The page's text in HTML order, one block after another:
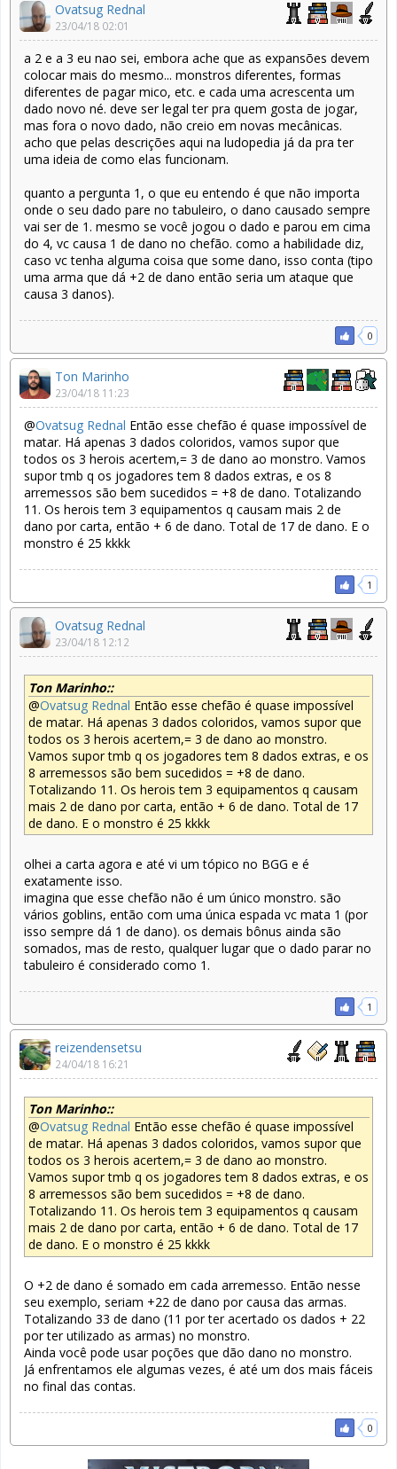
Ovatsug Rednal
23/04/18 02:01
a 2 e a 3 eu nao sei, embora ache que as expansões devem
colocar mais do mesmo... monstros diferentes, formas
diferentes de pagar mico, etc. e cada uma acrescenta um
dado novo né. deve ser legal ter pra quem gosta de jogar,
mas fora o novo dado, não creio em novas mecânicas.
acho que pelas descrições aqui na ludopedia já da pra ter
uma ideia de como elas funcionam.
quanto a pergunta 1, o que eu entendo é que não importa
onde o seu dado pare no tabuleiro, o dano causado sempre
vai ser de 1. mesmo se você jogou o dado e parou em cima
do 4, vc causa 1 de dano no chefão. como a habilidade diz,
caso vc tenha alguma coisa que some dano, isso conta (tipo
uma arma que dá +2 de dano então seria um ataque que
causa 3 danos).
0
Ton Marinho
23/04/18 11:23
@Ovatsug Rednal Então esse chefão é quase impossível de
matar. Há apenas 3 dados coloridos, vamos supor que
todos os 3 herois acertem,= 3 de dano ao monstro. Vamos
supor tmb q os jogadores tem 8 dados extras, e os 8
arremessos são bem sucedidos = +8 de dano. Totalizando
11. Os herois tem 3 equipamentos q causam mais 2 de
dano por carta, então + 6 de dano. Total de 17 de dano. E o
monstro é 25 kkkk
1
Ovatsug Rednal
23/04/18 12:12
Ton Marinho::
@Ovatsug Rednal Então esse chefão é quase impossível
de matar. Há apenas 3 dados coloridos, vamos supor que
todos os 3 herois acertem,= 3 de dano ao monstro.
Vamos supor tmb q os jogadores tem 8 dados extras, e os
8 arremessos são bem sucedidos = +8 de dano.
Totalizando 11. Os herois tem 3 equipamentos q causam
mais 2 de dano por carta, então + 6 de dano. Total de 17
de dano. E o monstro é 25 kkkk
olhei a carta agora e até vi um tópico no BGG e é
exatamente isso.
imagina que esse chefão não é um único monstro. são
vários goblins, então com uma única espada vc mata 1 (por
isso sempre dá 1 de dano). os demais bônus ainda são
somados, mas de resto, qualquer lugar que o dado parar no
tabuleiro é considerado como 1.
1
reizendensetsu
24/04/18 16:21
Ton Marinho::
@Ovatsug Rednal Então esse chefão é quase impossível
de matar. Há apenas 3 dados coloridos, vamos supor que
todos os 3 herois acertem,= 3 de dano ao monstro.
Vamos supor tmb q os jogadores tem 8 dados extras, e os
8 arremessos são bem sucedidos = +8 de dano.
Totalizando 11. Os herois tem 3 equipamentos q causam
mais 2 de dano por carta, então + 6 de dano. Total de 17
de dano. E o monstro é 25 kkkk
O +2 de dano é somado em cada arremesso. Então nesse
seu exemplo, seriam +22 de dano por causa das armas.
Totalizando 33 de dano (11 por ter acertado os dados + 22
por ter utilizado as armas) no monstro.
Ainda você pode usar poções que dão dano no monstro.
Já enfrentamos ele algumas vezes, é até um dos mais fáceis
no final das contas.
0